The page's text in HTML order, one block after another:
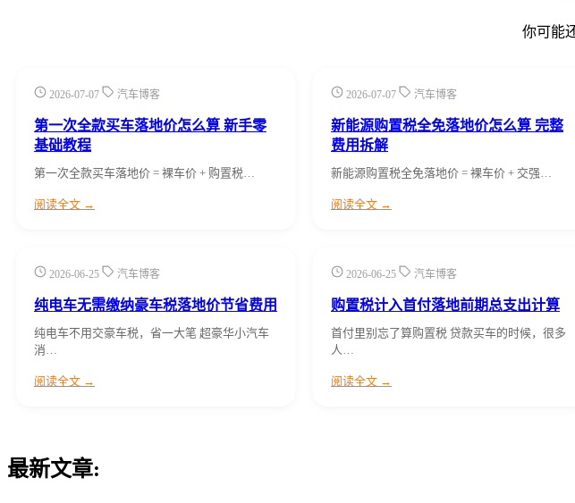
你可能
2026-07-07 汽车博客
第一次全款买车落地价怎么算 新手零
基础教程
第一次全款买车落地价 = 裸车价 + 购置税…
阅读全文 →
2026-07-07 汽车博客
新能源购置税全免落地价怎么算 完整
费用拆解
新能源购置税全免落地价 = 裸车价 + 交强…
阅读全文 →
2026-06-25 汽车博客
纯电车无需缴纳豪车税落地价节省费用
纯电车不用交豪车税，省一大笔 超豪华小汽车
消…
阅读全文 →
2026-06-25 汽车博客
购置税计入首付落地前期总支出计算
首付里别忘了算购置税 贷款买车的时候，很多
人…
阅读全文 →
最新文章: